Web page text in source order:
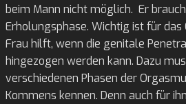
beim Mann nicht möglich. Er
Erholungsphase. Wichtig ist für das
Frau hilft, wenn die genitale
hingezogen werden kann. Dazu
verschiedenen Phasen der
Kommens kennen. Denn auch für